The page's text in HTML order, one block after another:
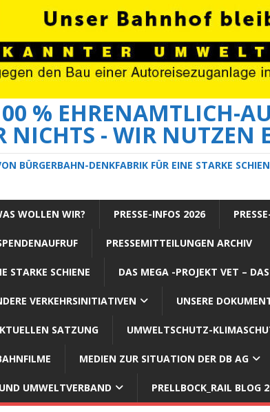
% EHRENAMTLICH-
NICHTS - WIR NUTZEN
BÜRGERBAHN-DENKFABRIK FÜR EINE STARKE
WOLLEN WIR? PRESSE-INFOS 2026
PRESSEMITTEILUNGEN ARCHIV
STARKE SCHIENE DAS MEGA -PROJEKT VET –
VERKEHRSINITIATIVEN UNSERE
SATZUNG UMWELTSCHUTZ-
MEDIEN ZUR SITUATION DER DB AG
UMWELTVERBAND PRELLBOCK_RAIL BLOG